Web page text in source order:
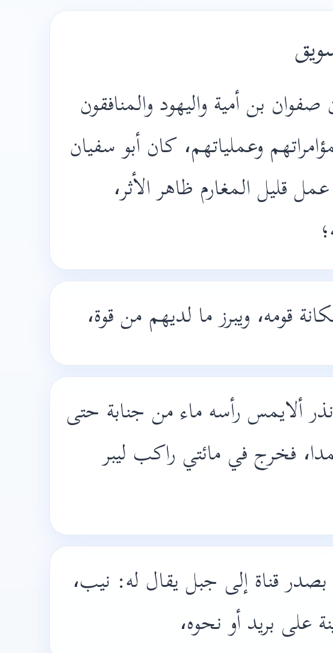
صفوان بن أمية واليهود والمنافقون
وعملياتهم، كان أبو سفيان
قليل المغارم ظاهر الأثر،
قومه، ويبرز ما لديهم من قوة،
ألايمس رأسه ماء من جنابة حتى
فخرج في مائتي راكب ليبر
قناة إلى جبل يقال له: نيب،
على بريد أو نحوه،